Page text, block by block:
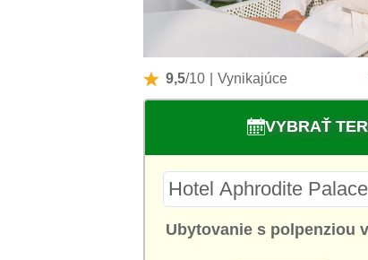
9,5/10 Vynikajúce
VYBRAŤ
Ubytovanie s polpenziou